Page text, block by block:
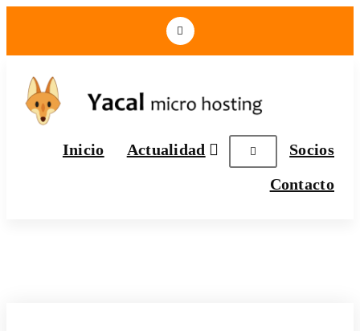
Inicio Actualidad
Socios
Contacto